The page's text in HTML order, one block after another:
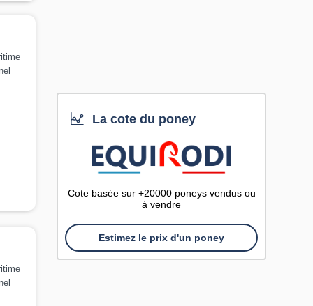
La cote du poney
Cote basée sur +20000 poneys vendus ou
à vendre
Estimez le prix d'un poney